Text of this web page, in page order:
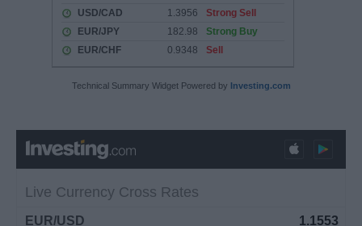
Technical Summary Widget Powered by Investing.com